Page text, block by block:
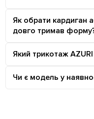
Як обрати кардиган
довго тримав
Який трикотаж
Чи є модель у